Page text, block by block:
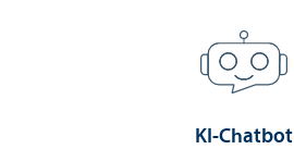
KI-Chatbot